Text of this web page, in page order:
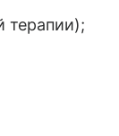
терапии);